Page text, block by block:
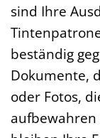
sind Ihre
beständig
Dokumente,
oder Fotos,